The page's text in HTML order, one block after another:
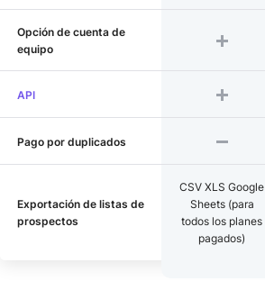
Opción de cuenta de
equipo
API
Pago por duplicados
Exportación de listas de
prospectos
CSV XLS Google
Sheets (para
todos los planes
pagados)